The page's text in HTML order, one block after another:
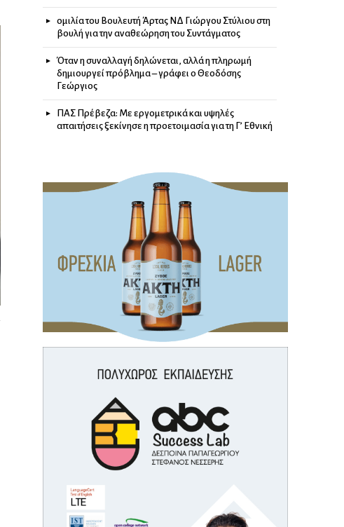
ομιλία του Βουλευτή Άρτας ΝΔ Γιώργου Στύλιου στη
βουλή για την αναθεώρηση του Συντάγματος
Όταν η συναλλαγή δηλώνεται, αλλά η πληρωμή
δημιουργεί πρόβλημα – γράφει ο Θεοδόσης
Γεώργιος
ΠΑΣ Πρέβεζα: Με εργομετρικά και υψηλές
απαιτήσεις ξεκίνησε η προετοιμασία για τη Γ’ Εθνική